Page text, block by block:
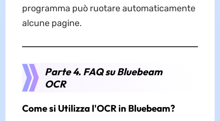
programma può ruotare automaticamente
alcune pagine.
Parte 4. FAQ su Bluebeam
OCR
Come si Utilizza l'OCR in Bluebeam?